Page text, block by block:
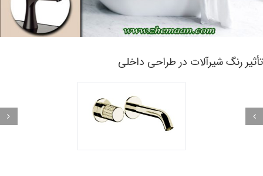
رنگ شیرآلات در طراحی داخلی